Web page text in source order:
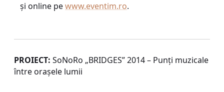
şi online pewww.eventim.ro.
PROIECT: SoNoRo „BRIDGES” 2014 – Punți muzicale
între orașele lumii